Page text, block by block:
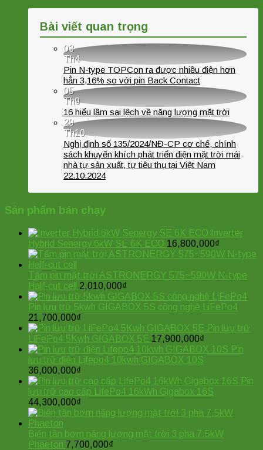
Bài viết quan trọng
03
Th4
Pin N-type TOPCon ra được nhiều điện hơn
hẳn 3,16% so với pin Back Contact
05
Th9
16 hiểu lầm sai lệch về năng lượng mặt trời
29
Th10
Nghị định số 135/2024/NĐ-CP cơ chế, chính
sách khuyến khích phát triển điện mặt trời mái
nhà tự sản xuất, tự tiêu thụ tại Việt Nam
22.10.2024
Sản phẩm bán chạy
Inverter
Hybrid Senergy 6kW SE 6K ECO 16,800,000₫
Tấm pin mặt trời ASTRONERGY 575~590W N-type
Half-cut cell
2,010,000₫
Pin lưu trữ 5kwh GIGABOX 5S công nghệ LiFePo4
21,700,000₫
Pin lưu trữ
LiFePo4 5Kwh GIGABOX 5E 17,900,000₫
Pin
lưu trữ điện Lifepo4 10kwh GIGABOX 10S
36,000,000₫
Pin
lưu trữ cao cấp LifePo4 16kWh Gigabox 16S
44,300,000₫
Biến tần bơm năng lượng mặt trời 3 pha 7.5kW
Phaeton 7,700,000₫